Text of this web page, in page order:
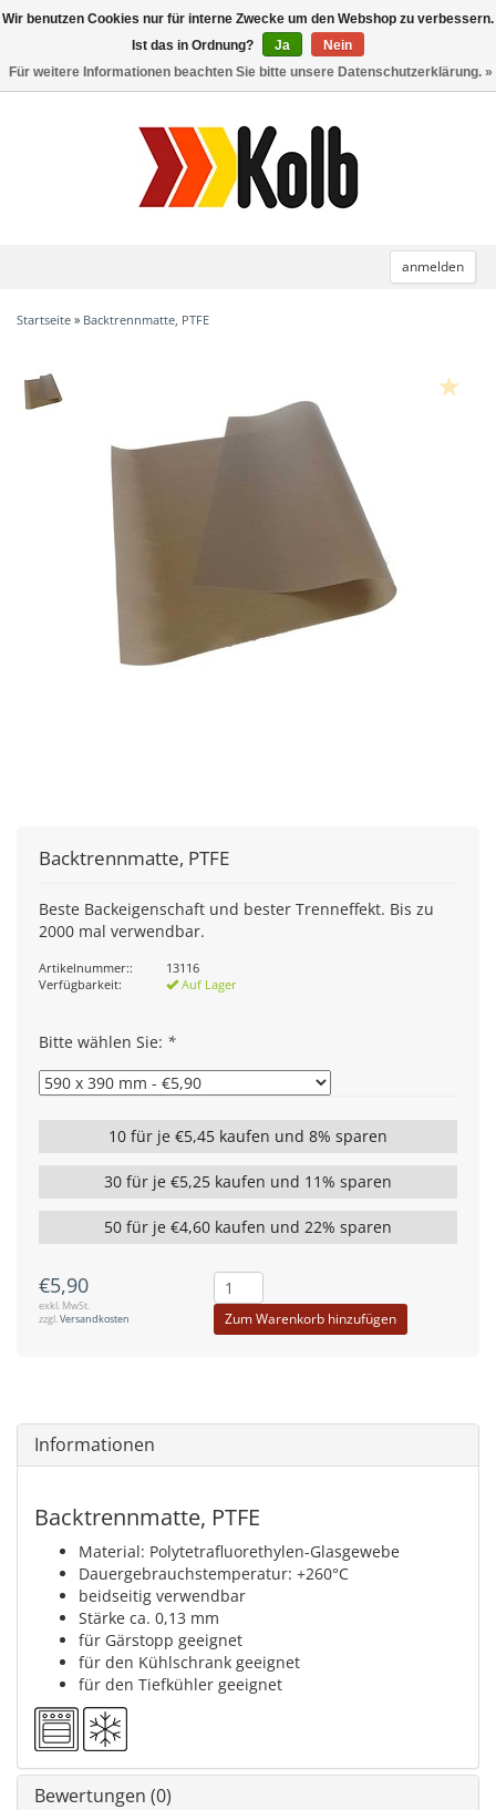
anmelden
Toggle
Startseite » Backtrennmatte, PTFE
Backtrennmatte, PTFE
Beste Backeigenschaft und bester Trenneffekt. Bis zu
2000 mal verwendbar.
Artikelnummer::
13116
Verfügbarkeit:
Auf Lager
Bitte wählen Sie: *
10 für je €5,45 kaufen und 8% sparen
30 für je €5,25 kaufen und 11% sparen
50 für je €4,60 kaufen und 22% sparen
€5,90
exkl. MwSt.
zzgl.Versandkosten Zum Warenkorb hinzufügen
Informationen
Backtrennmatte, PTFE
Material: Polytetrafluorethylen-Glasgewebe
Dauergebrauchstemperatur: +260°C
beidseitig verwendbar
Stärke ca. 0,13 mm
für Gärstopp geeignet
für den Kühlschrank geeignet
für den Tiefkühler geeignet
Bewertungen (0)
Wir benutzen Cookies nur für interne Zwecke um den Webshop zu verbessern.
Ist das in Ordnung?
Ja
Nein
Für weitere Informationen beachten Sie bitte unsere Datenschutzerklärung. »